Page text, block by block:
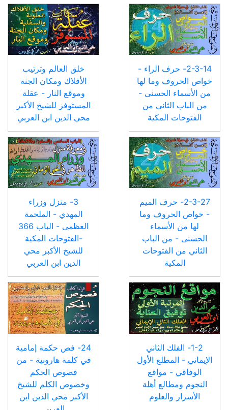
2-3-14- حرف الراء -
خواص الحروف وما لها
من الأسماء الحسنى -
من الباب الثاني من
الفتوحات المكية
خلق العالم وترتيب
الأفلاك ومكان الجنة
وموقع النار - عقلة
المستوفز للشيخ الأكبر
محي الدين ابن العربي
2-3-27- حرف الميم
- خواص الحروف وما
لها من الأسماء
الحسنى - من الباب
الثاني من الفتوحات
المكية
3- منزل وزراء
المهدي - الملحمة
العظمى - الباب 366
-الفتوحات المكية
للشيخ الأكبر محي
الدين ابن العربي
1-2- الفلك الثاني
الإيماني - المطلع الأول
الوفاقي - مواقع
النجوم ومطالع أهلة
الأسرار والعلوم
24- فص حكمة إمامية
في كلمة هارونية - من
فصوص الحكم
وخصوص الكلم للشيخ
الأكبر محي الدين ابن